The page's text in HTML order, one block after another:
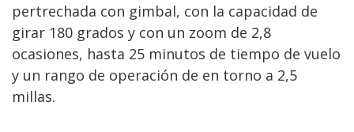
pertrechada con gimbal, con la capacidad de
girar 180 grados y con un zoom de 2,8
ocasiones, hasta 25 minutos de tiempo de vuelo
y un rango de operación de en torno a 2,5
millas.